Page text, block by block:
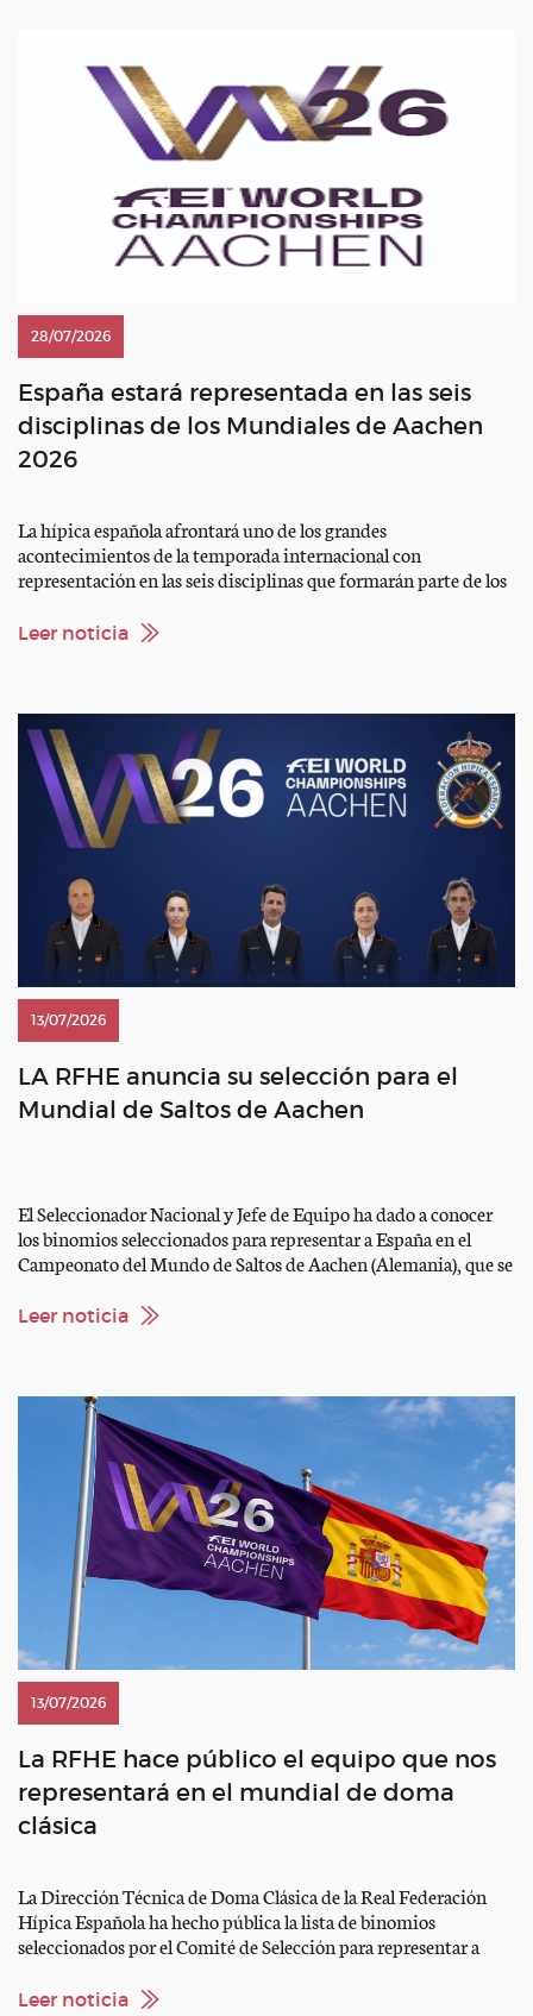
28/07/2026
España estará representada en las seis
disciplinas de los Mundiales de Aachen
2026
La hípica española afrontará uno de los grandes
acontecimientos de la temporada internacional con
representación en las seis disciplinas que formarán parte de los
celebrarán del 11 al 23 de agosto en Alemania. Durante trece
Leer noticia
13/07/2026
LA RFHE anuncia su selección para el
Mundial de Saltos de Aachen
El Seleccionador Nacional y Jefe de Equipo ha dado a conocer
los binomios seleccionados para representar a España en el
Campeonato del Mundo de Saltos de Aachen (Alemania), que se
“Filou du Manoire” Pilar Cordón Muro con “Pica Pica Z”
Leer noticia
13/07/2026
La RFHE hace público el equipo que nos
representará en el mundial de doma
clásica
La Dirección Técnica de Doma Clásica de la Real Federación
Hípica Española ha hecho pública la lista de binomios
seleccionados por el Comité de Selección para representar a
que se disputará del 11 al 16 de agosto en Aachen (Alemania).
Leer noticia